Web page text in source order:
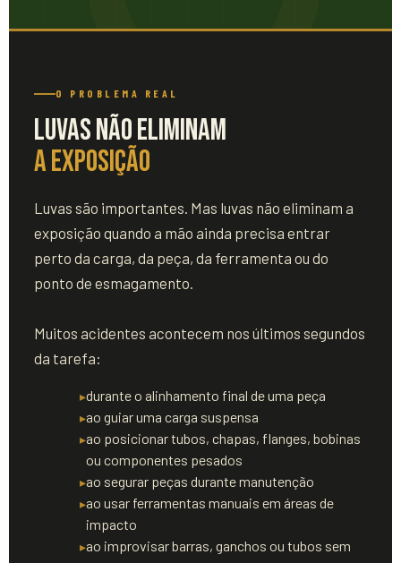
O PROBLEMA REAL
Luvas Não Eliminam
a Exposição
Luvas são importantes. Mas luvas não eliminam a
exposição quando a mão ainda precisa entrar
perto da carga, da peça, da ferramenta ou do
ponto de esmagamento.
Muitos acidentes acontecem nos últimos segundos
da tarefa:
durante o alinhamento final de uma peça
ao guiar uma carga suspensa
ao posicionar tubos, chapas, flanges, bobinas
ou componentes pesados
ao segurar peças durante manutenção
ao usar ferramentas manuais em áreas de
impacto
ao improvisar barras, ganchos ou tubos sem